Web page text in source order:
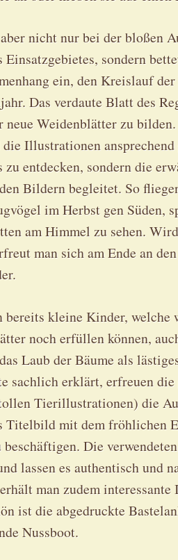
nicht nur bei der bloßen
sondern
ein, den Kreislauf
Das verdaute Blatt des
neue Weidenblätter zu
Illustrationen
entdecken, sondern die
Bildern begleitet. So
im Herbst gen Süden,
am Himmel zu sehen.
man sich am Ende an
kleine Kinder, welche
noch erfüllen können,
Laub der Bäume als
sachlich erklärt, erfreuen
Tierillustrationen) die
Titelbild mit dem fröhlichen
Die
lassen es authentisch und
man zudem
ist die abgedruckte
Nussboot.